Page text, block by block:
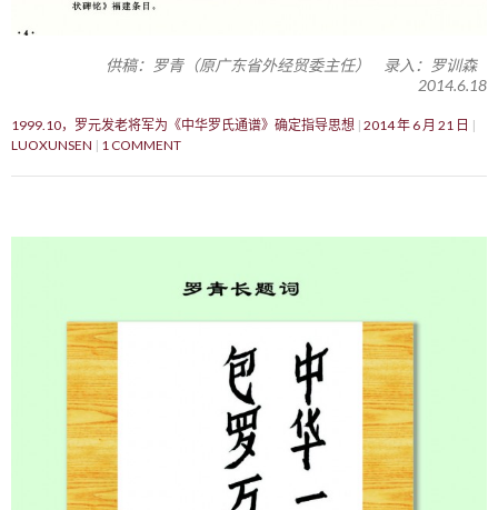
供稿：罗青（原广东省外经贸委主任） 录入：罗训森
2014.6.18
1999.10，罗元发老将军为《中华罗氏通谱》确定指导思想 2014 年 6 月 21 日
LUOXUNSEN
1 COMMENT